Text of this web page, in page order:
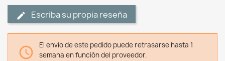
Escriba su propia reseña

El envío de este pedido puede retrasarse hasta 1
semana en función del proveedor.